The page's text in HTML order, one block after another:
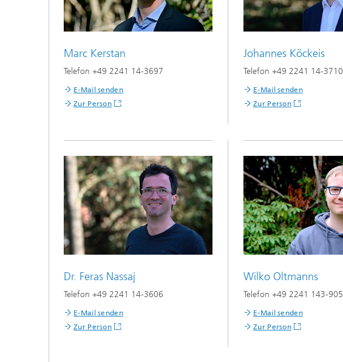
Marc Kerstan
Telefon +49 2241 14-3697
E-Mail senden
Zur Person
Johannes Köckeis
Telefon +49 2241 14-3710
E-Mail senden
Zur Person
Dr. Feras Nassaj
Telefon +49 2241 14-3606
E-Mail senden
Zur Person
Wilko Oltmanns
Telefon +49 2241 143-905
E-Mail senden
Zur Person